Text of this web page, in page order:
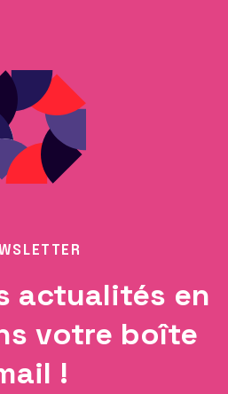
actualités en
votre boîte
!